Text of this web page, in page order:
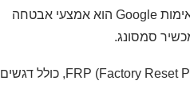
שתלותנו בסמארטפון גוברת – כך גם חשיבות ההגנה על פרטיות ומידע אישי עולה. אימות Google הוא אמצעי אבטחה
סמסונג.
במדריך הבא נשתף את כל מה שצריך לדעת לפני שמסירים את נעילת ה-FRP (Factory Reset Protection), כולל דגשים